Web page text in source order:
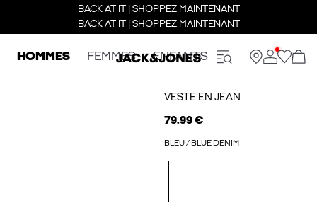
BACK AT IT | SHOPPEZ MAINTENANT
BACK AT IT | SHOPPEZ MAINTENANT
HOMMES FEMMES ENFANTS
VESTE EN JEAN
79.99 €
BLEU / BLUE DENIM